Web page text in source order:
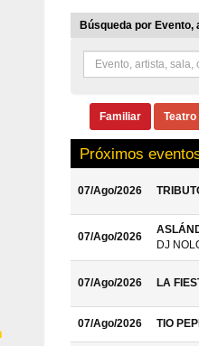
Búsqueda por Evento,
Familiar Teatro
Próximos
07/Ago/2026
07/Ago/2026
DJ
07/Ago/2026 LA
07/Ago/2026 TIO